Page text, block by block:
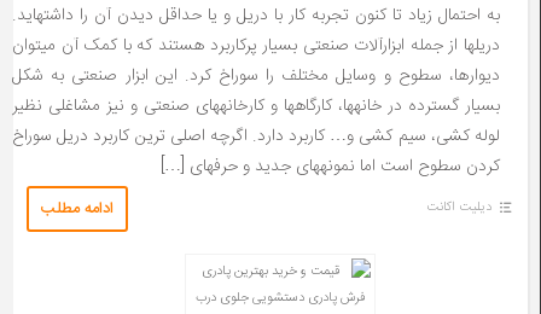
به احتمال زیاد تا کنون تجربه کار با دریل و یا حداقل دیدن آن را داشته­اید.
دریل­ها از جمله ابزارآلات صنعتی بسیار پرکاربرد هستند که با کمک آن می­توان
دیوارها، سطوح و وسایل مختلف را سوراخ کرد. این ابزار صنعتی به شکل
بسیار گسترده در خانه­ها، کارگاه­ها و کارخانه­های صنعتی و نیز مشاغلی نظیر
لوله کشی، سیم کشی و… کاربرد دارد. اگرچه اصلی ترین کاربرد دریل سوراخ
کردن سطوح است اما نمونه­های جدید و حرفه­ای […]
دیلیت اکانت ادامه مطلب